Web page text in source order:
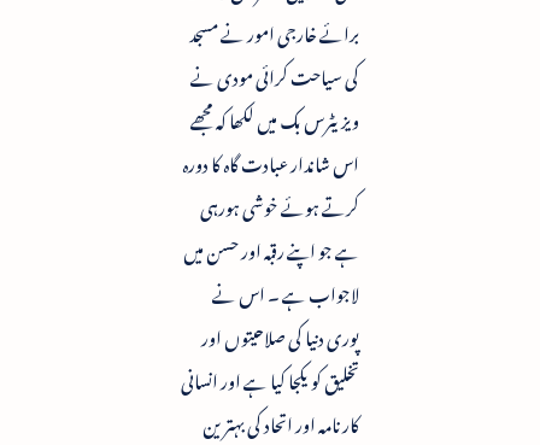
برائے خارجی امور نے مسجد
کی سیاحت کرائی مودی نے
ویزیٹرس بک میں لکھا کہ مجھے
اس شاندار عبادت گاہ کا دورہ
کرتے ہوئے خوشی ہورہی
ہے جو اپنے رقبہ اور حسن میں
لاجواب ہے ۔ اس نے
پوری دنیا کی صلاحیتوں اور
تخلیق کو یکجا کیا ہے اور انسانی
کارنامہ اور اتحاد کی بہترین